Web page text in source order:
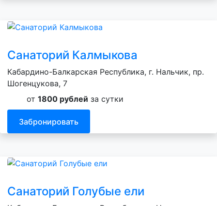
Санаторий Калмыкова
Кабардино-Балкарская Республика, г. Нальчик, пр.
Шогенцукова, 7
от 1800 рублей за сутки
Забронировать
Санаторий Голубые ели